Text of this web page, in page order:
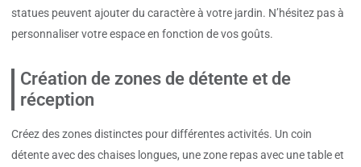
statues peuvent ajouter du caractère à votre jardin. N’hésitez pas à
personnaliser votre espace en fonction de vos goûts.
Création de zones de détente et de
réception
Créez des zones distinctes pour différentes activités. Un coin
détente avec des chaises longues, une zone repas avec une table et